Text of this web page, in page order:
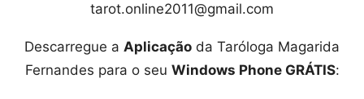
tarot.online2011@gmail.com
Descarregue a Aplicação da Taróloga Magarida
Fernandes para o seu Windows Phone GRÁTIS: